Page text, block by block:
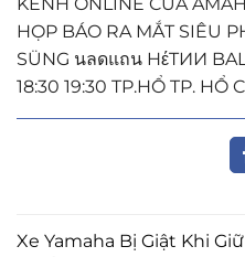
Xe Yamaha Bị Giật Khi Giữ